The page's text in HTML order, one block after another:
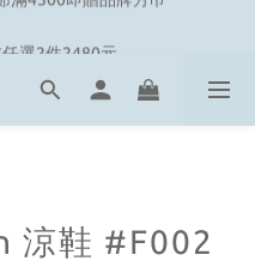
任選2件2480元
陸續上架
涼鞋 #F002